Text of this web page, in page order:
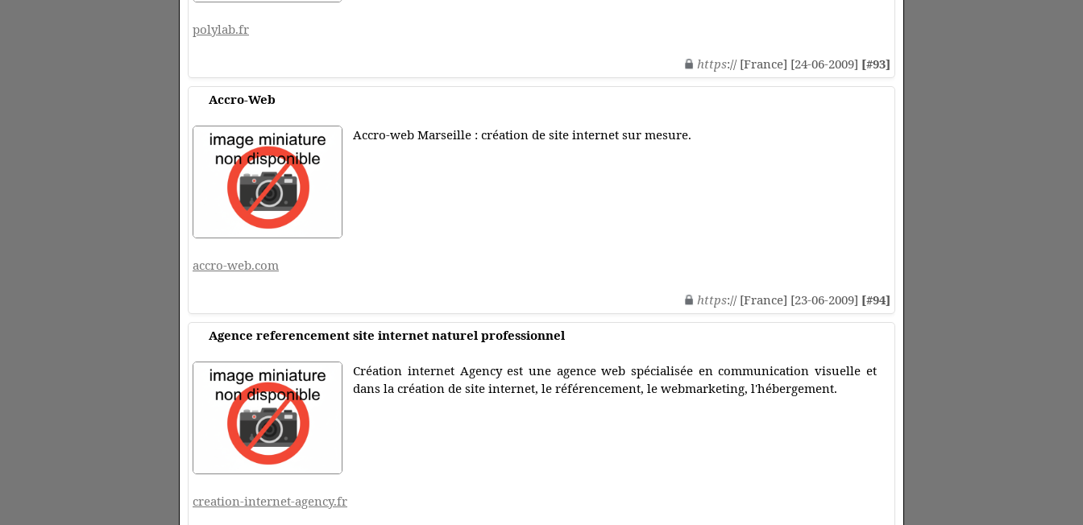
polylab.fr
https:// [France] [24-06-2009] [#93]
Accro-Web
Accro-web Marseille : création de site internet sur mesure.
accro-web.com
https:// [France] [23-06-2009] [#94]
Agence referencement site internet naturel professionnel
Création internet Agency est une agence web spécialisée en communication visuelle et
dans la création de site internet, le référencement, le webmarketing, l'hébergement.
creation-internet-agency.fr